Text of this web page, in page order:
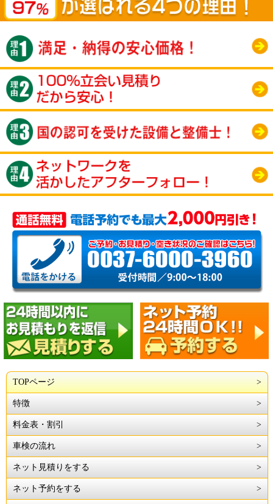
TOPページ
特徴
料金表・割引
車検の流れ
ネット見積りをする
ネット予約をする